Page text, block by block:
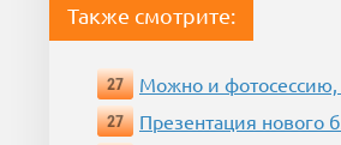
Также смотрите:
27 Можно и фотосессию,
27
Презентация нового